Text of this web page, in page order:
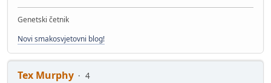
Genetski četnik
Novi smakosvjetovni blog!
Tex Murphy
4